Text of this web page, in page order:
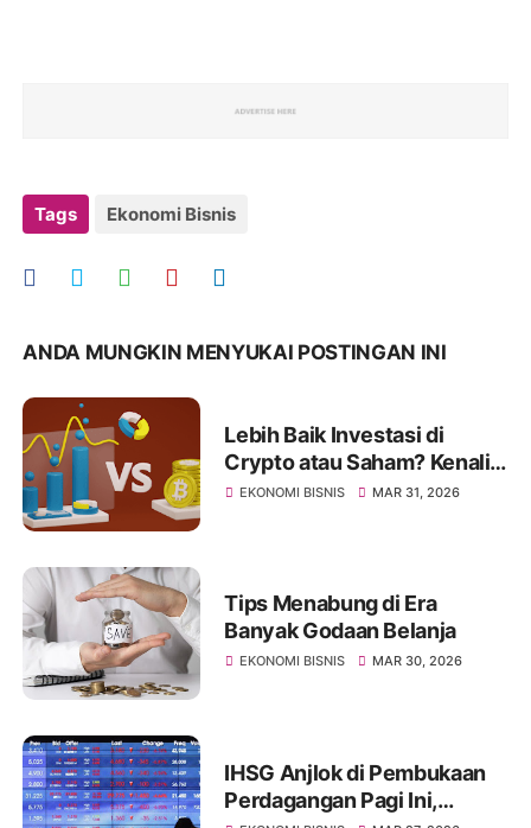
Tags Ekonomi Bisnis
ANDA MUNGKIN MENYUKAI POSTINGAN INI
Lebih Baik Investasi di
Crypto atau Saham? Kenali
Jenis Risikonya Juga
EKONOMI BISNIS MAR 31, 2026
Tips Menabung di Era
Banyak Godaan Belanja
EKONOMI BISNIS MAR 30, 2026
IHSG Anjlok di Pembukaan
Perdagangan Pagi Ini,